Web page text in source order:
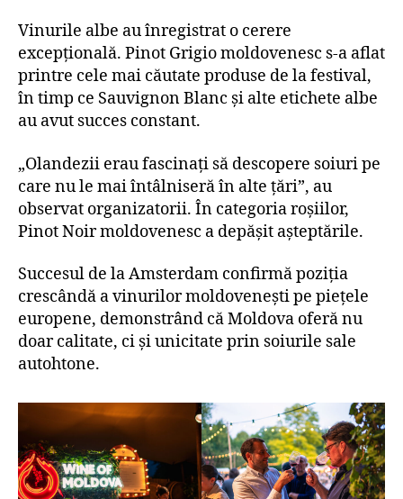
Vinurile albe au înregistrat o cerere
excepțională. Pinot Grigio moldovenesc s-a aflat
printre cele mai căutate produse de la festival,
în timp ce Sauvignon Blanc și alte etichete albe
au avut succes constant.
„Olandezii erau fascinați să descopere soiuri pe
care nu le mai întâlniseră în alte țări”, au
observat organizatorii. În categoria roșiilor,
Pinot Noir moldovenesc a depășit așteptările.
Succesul de la Amsterdam confirmă poziția
crescândă a vinurilor moldovenești pe piețele
europene, demonstrând că Moldova oferă nu
doar calitate, ci și unicitate prin soiurile sale
autohtone.